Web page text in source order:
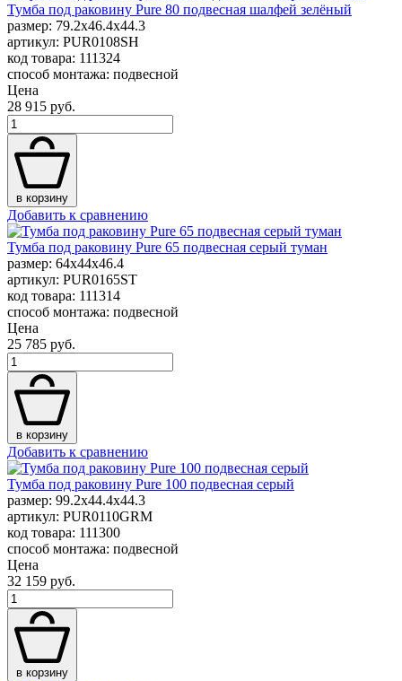
Тумба под раковину Pure 80 подвесная шалфей зелёный
размер: 79.2x46.4x44.3
артикул: PUR0108SH
код товара: 111324
способ монтажа: подвесной
Цена
28 915 руб.
в корзину
Добавить к сравнению
Тумба под раковину Pure 65 подвесная серый туман
размер: 64x44x46.4
артикул: PUR0165ST
код товара: 111314
способ монтажа: подвесной
Цена
25 785 руб.
в корзину
Добавить к сравнению
Тумба под раковину Pure 100 подвесная серый
размер: 99.2x44.4x44.3
артикул: PUR0110GRM
код товара: 111300
способ монтажа: подвесной
Цена
32 159 руб.
в корзину